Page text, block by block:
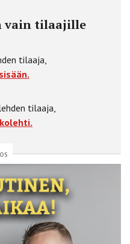
vain tilaajille
tilaaja,
tilaaja,